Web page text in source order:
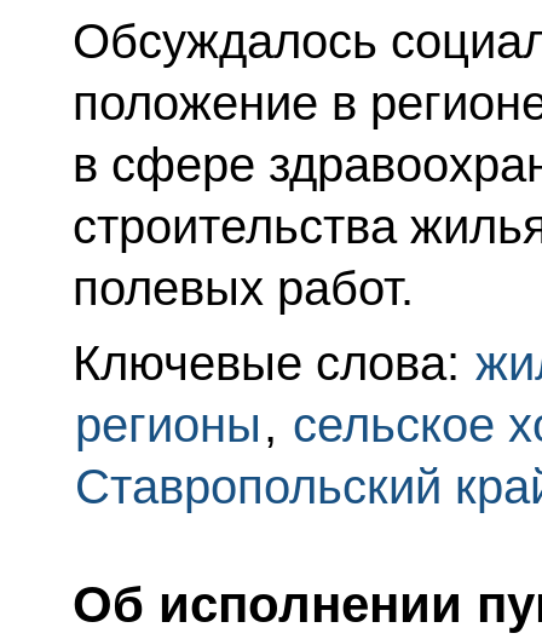
Обсуждалось
положение в
в сфере
строительства
полевых работ.
Ключевые слова:
регионы, сельское
Ставропольский
Об исполнении